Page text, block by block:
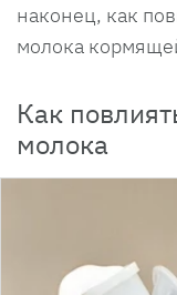
наконец, как
молока
Как
молока